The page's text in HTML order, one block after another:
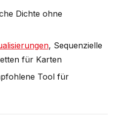
Dichte ohne
, Sequenzielle
für Karten
Tool für